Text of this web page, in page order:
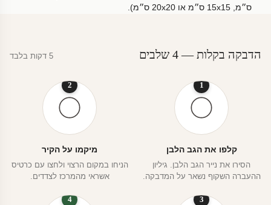
ס״מ, 15x15 ס״מ או 20x20 ס״מ).
הדבקה בקלות — 4 שלבים 5 דקות בלבד
1
קלפו את הגב הלבן
הסירו את נייר הגב הלבן. גיליון
ההעברה השקוף נשאר על המדבקה.
2
מיקמו על הקיר
הניחו במקום הרצוי ולחצו עם כרטיס
אשראי מהמרכז לצדדים.
3
4